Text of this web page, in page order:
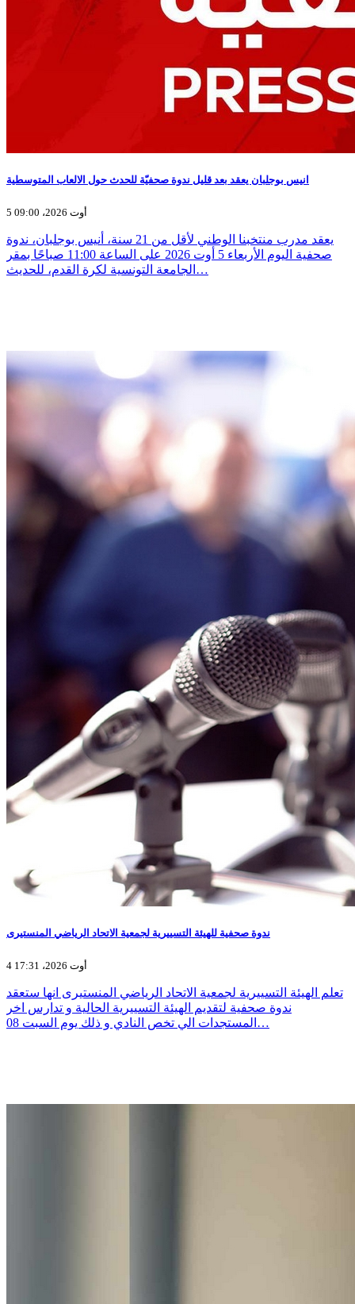
انيس بوجلبان يعقد بعد قليل ندوة صحفيّة للحدث حول الالعاب المتوسطية
5 أوت 2026، 09:00
يعقد مدرب منتخبنا الوطني لأقل من 21 سنة، أنيس بوجلبان، ندوة
صحفية اليوم الأربعاء 5 أوت 2026 على الساعة 11:00 صباحًا بمقر
الجامعة التونسية لكرة القدم، للحديث…
ندوة صحفية للهيئة التسييرية لجمعية الاتحاد الرياضي المنستيرى
4 أوت 2026، 17:31
تعلم الهيئة التسييرية لجمعية الاتحاد الرياضي المنستيرى انها ستعقد
ندوة صحفية لتقديم الهيئة التسييرية الحالية و تدارس اخر
المستجدات الي تخص النادي و ذلك يوم السبت 08…